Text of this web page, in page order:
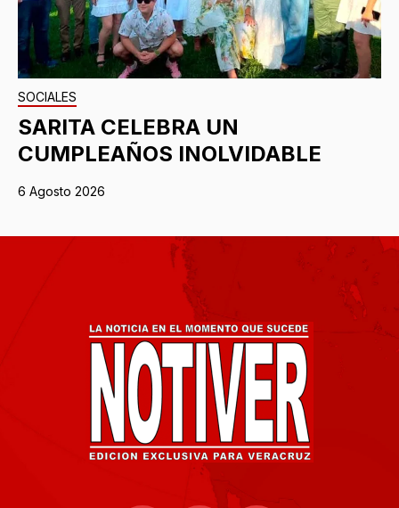
SOCIALES
SARITA CELEBRA UN
CUMPLEAÑOS INOLVIDABLE
6 Agosto 2026